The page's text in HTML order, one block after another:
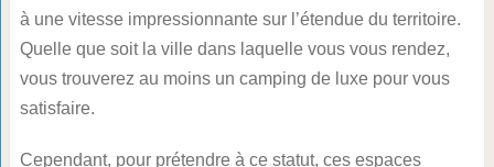
à une vitesse impressionnante sur l’étendue du territoire.
Quelle que soit la ville dans laquelle vous vous rendez,
vous trouverez au moins un camping de luxe pour vous
satisfaire.
Cependant, pour prétendre à ce statut, ces espaces